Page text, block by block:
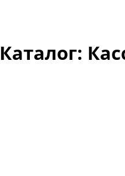
Каталог: